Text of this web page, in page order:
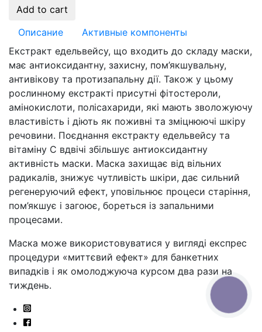
Add to cart
Описание
Активные компоненты
Екстракт едельвейсу, що входить до складу маски,
має антиоксидантну, захисну, пом’якшувальну,
антивікову та протизапальну дії. Також у цьому
рослинному екстракті присутні фітостероли,
амінокислоти, полісахариди, які мають зволожуючу
властивість і діють як поживні та зміцнюючі шкіру
речовини. Поєднання екстракту едельвейсу та
вітаміну С вдвічі збільшує антиоксидантну
активність маски. Маска захищає від вільних
радикалів, знижує чутливість шкіри, дає сильний
регенеруючий ефект, уповільнює процеси старіння,
пом’якшує і загоює, бореться із запальними
процесами.
Маска може використовуватися у вигляді експрес
процедури «миттєвий ефект» для банкетних
випадків і як омолоджуюча курсом два рази на
тиждень.